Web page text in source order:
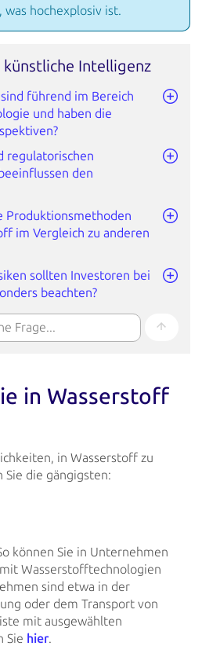
hochexplosiv ist.
künstliche Intelligenz
führend im Bereich
und haben die
regulatorischen
den
Produktionsmethoden
im Vergleich zu anderen
sollten Investoren bei
beachten?
in Wasserstoff
in Wasserstoff zu
die gängigsten:
können Sie in Unternehmen
Wasserstofftechnologien
sind etwa in der
oder dem Transport von
mit ausgewählten
Sie hier.